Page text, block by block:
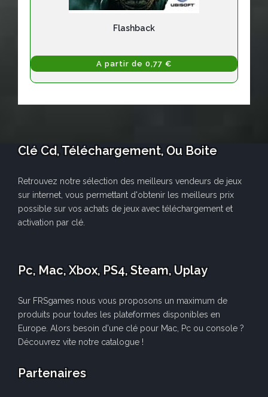
Flashback
A partir de 0,77 €
Clé Cd, Téléchargement, Ou Boite
Retrouvez notre sélection des meilleurs vendeurs de jeux
sur internet, vous permettant d'obtenir les meilleurs prix
possible sur vos achats de jeux avec téléchargement et
activation par clé.
Pc, Mac, Xbox, PS4, Steam, Uplay
Sur FRSgames nous vous proposons un maximum de
produits pour toutes les plateformes disponibles en
Europe. Alors besoin d'une clé pour Mac, Pc ou console ?
Découvrez vite notre catalogue !
Partenaires